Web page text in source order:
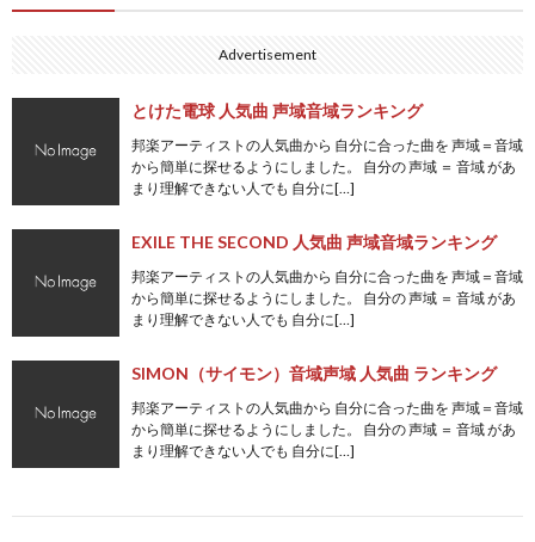
Advertisement
とけた電球 人気曲 声域音域ランキング
邦楽アーティストの人気曲から 自分に合った曲を 声域＝音域
から簡単に探せるようにしました。 自分の 声域 ＝ 音域 があ
まり理解できない人でも 自分に[…]
EXILE THE SECOND 人気曲 声域音域ランキング
邦楽アーティストの人気曲から 自分に合った曲を 声域＝音域
から簡単に探せるようにしました。 自分の 声域 ＝ 音域 があ
まり理解できない人でも 自分に[…]
SIMON（サイモン）音域声域 人気曲 ランキング
邦楽アーティストの人気曲から 自分に合った曲を 声域＝音域
から簡単に探せるようにしました。 自分の 声域 ＝ 音域 があ
まり理解できない人でも 自分に[…]